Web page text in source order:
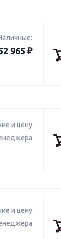
965 ₽
и цену
и цену